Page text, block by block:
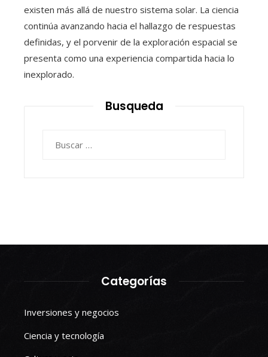
existen más allá de nuestro sistema solar. La ciencia
continúa avanzando hacia el hallazgo de respuestas
definidas, y el porvenir de la exploración espacial se
presenta como una experiencia compartida hacia lo
inexplorado.
Busqueda
Categorías
Inversiones y negocios
Ciencia y tecnología